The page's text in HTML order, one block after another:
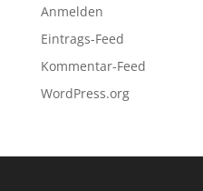
Anmelden
Eintrags-Feed
Kommentar-Feed
WordPress.org